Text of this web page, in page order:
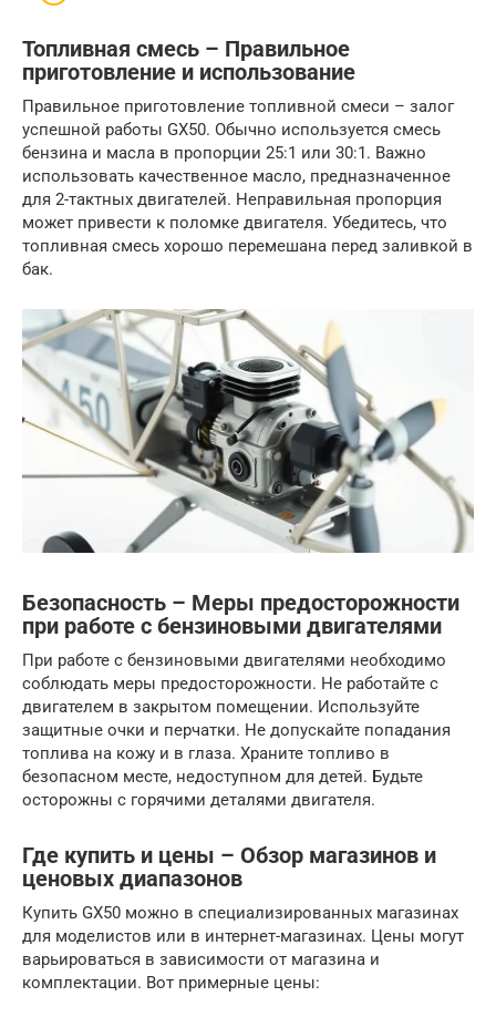
Топливная смесь – Правильное
приготовление и использование
Правильное приготовление топливной смеси – залог
успешной работы GX50. Обычно используется смесь
бензина и масла в пропорции 25:1 или 30:1. Важно
использовать качественное масло, предназначенное
для 2-тактных двигателей. Неправильная пропорция
может привести к поломке двигателя. Убедитесь, что
топливная смесь хорошо перемешана перед заливкой в
бак.
Безопасность – Меры предосторожности
при работе с бензиновыми двигателями
При работе с бензиновыми двигателями необходимо
соблюдать меры предосторожности. Не работайте с
двигателем в закрытом помещении. Используйте
защитные очки и перчатки. Не допускайте попадания
топлива на кожу и в глаза. Храните топливо в
безопасном месте, недоступном для детей. Будьте
осторожны с горячими деталями двигателя.
Где купить и цены – Обзор магазинов и
ценовых диапазонов
Купить GX50 можно в специализированных магазинах
для моделистов или в интернет-магазинах. Цены могут
варьироваться в зависимости от магазина и
комплектации. Вот примерные цены: